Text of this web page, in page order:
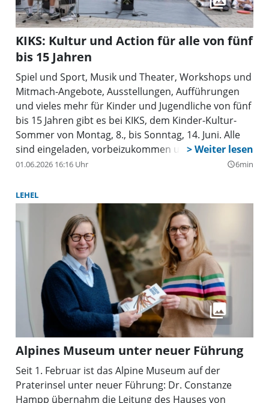
KIKS: Kultur und Action für alle von fünf
bis 15 Jahren
Spiel und Sport, Musik und Theater, Workshops und
Mitmach-Angebote, Ausstellungen, Aufführungen
und vieles mehr für Kinder und Jugendliche von fünf
bis 15 Jahren gibt es bei KIKS, dem Kinder-Kultur-
Sommer von Montag, 8., bis Sonntag, 14. Juni. Alle
sind eingeladen, vorbeizukommen und
mitzumachen.
01.06.2026 16:16 Uhr query_builder6min
LEHEL
Alpines Museum unter neuer Führung
Seit 1. Februar ist das Alpine Museum auf der
Praterinsel unter neuer Führung: Dr. Constanze
Hampp übernahm die Leitung des Hauses von